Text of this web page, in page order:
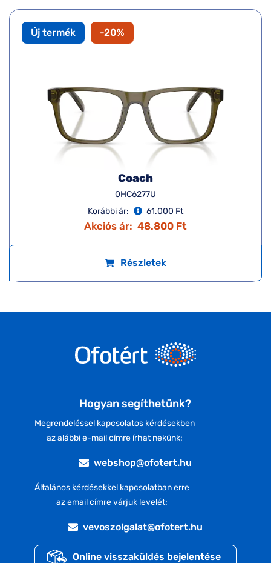
Új termék -20%
Coach
0HC6277U
Korábbi ár:
61.000 Ft
Akciós ár: 48.800 Ft
Részletek
Hogyan segíthetünk?
Megrendeléssel kapcsolatos kérdésekben
az alábbi e-mail címre írhat nekünk:
webshop@ofotert.hu
Általános kérdésekkel kapcsolatban erre
az email címre várjuk levelét:
vevoszolgalat@ofotert.hu
Online visszaküldés bejelentése